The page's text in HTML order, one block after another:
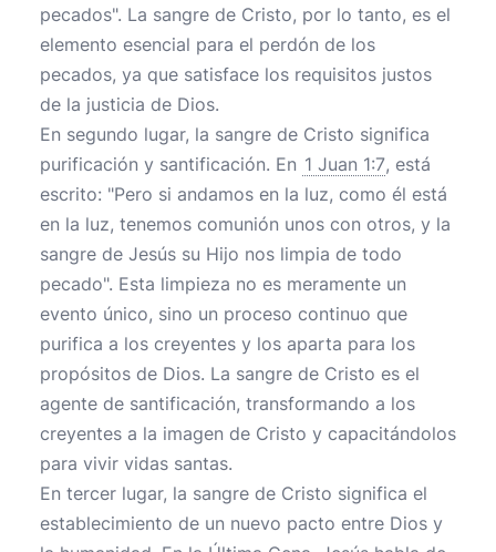
pecados". La sangre de Cristo, por lo tanto, es el
elemento esencial para el perdón de los
pecados, ya que satisface los requisitos justos
de la justicia de Dios.
En segundo lugar, la sangre de Cristo significa
purificación y santificación. En 1 Juan 1:7, está
escrito: "Pero si andamos en la luz, como él está
en la luz, tenemos comunión unos con otros, y la
sangre de Jesús su Hijo nos limpia de todo
pecado". Esta limpieza no es meramente un
evento único, sino un proceso continuo que
purifica a los creyentes y los aparta para los
propósitos de Dios. La sangre de Cristo es el
agente de santificación, transformando a los
creyentes a la imagen de Cristo y capacitándolos
para vivir vidas santas.
En tercer lugar, la sangre de Cristo significa el
establecimiento de un nuevo pacto entre Dios y